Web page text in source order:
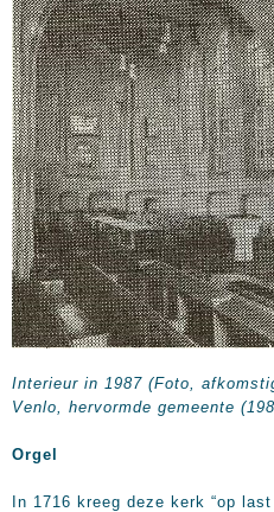
Interieur in 1987 (Foto,
Venlo, hervormde gemeente
Orgel
In 1716 kreeg deze kerk “op